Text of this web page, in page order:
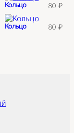
Кольцо 80₽
Кольцо 80₽